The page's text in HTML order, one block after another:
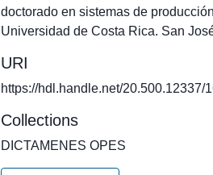
doctorado en sistemas de
Universidad de Costa Rica. San
URI
https://hdl.handle.net/20.500.12337/
Collections
DICTAMENES OPES